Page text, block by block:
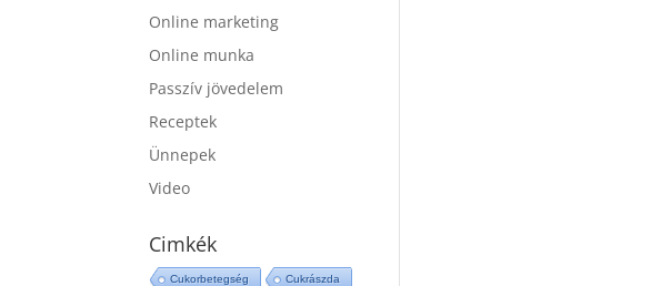
Online marketing
Online munka
Passzív jövedelem
Receptek
Ünnepek
Video
Cimkék
Cukorbetegség Cukrászda